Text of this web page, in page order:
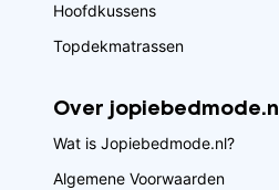
Hoofdkussens
Topdekmatrassen
Over jopiebedmode.nl
Wat is Jopiebedmode.nl?
Algemene Voorwaarden